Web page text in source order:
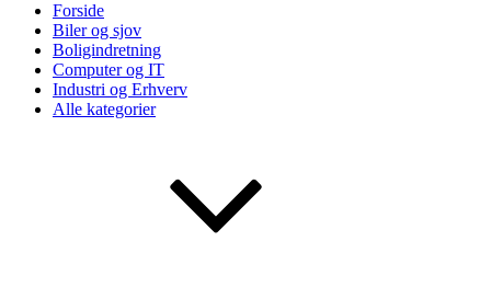
Forside
Biler og sjov
Boligindretning
Computer og IT
Industri og Erhverv
Alle kategorier